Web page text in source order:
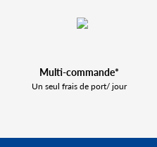
Multi-commande*
Un seul frais de port/ jour